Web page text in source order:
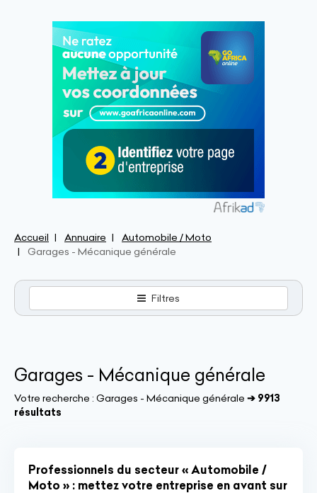
Accueil Annuaire
Automobile / Moto
Garages - Mécanique générale
Filtres
Garages - Mécanique générale
Votre recherche : Garages - Mécanique générale ➔ 9913
résultats
Professionnels du secteur « Automobile /
Moto » : mettez votre entreprise en avant sur